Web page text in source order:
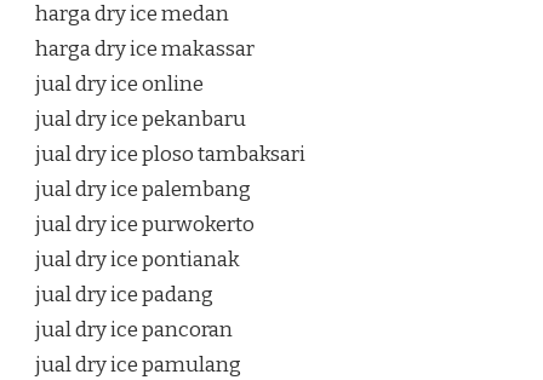
harga dry ice medan
harga dry ice makassar
jual dry ice online
jual dry ice pekanbaru
jual dry ice ploso tambaksari
jual dry ice palembang
jual dry ice purwokerto
jual dry ice pontianak
jual dry ice padang
jual dry ice pancoran
jual dry ice pamulang